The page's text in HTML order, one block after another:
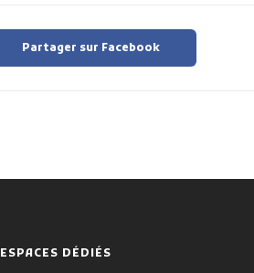
Partager sur Facebook
ESPACES DÉDIÉS